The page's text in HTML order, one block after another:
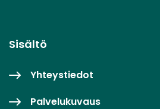
Sisältö
Yhteystiedot
Palvelukuvaus